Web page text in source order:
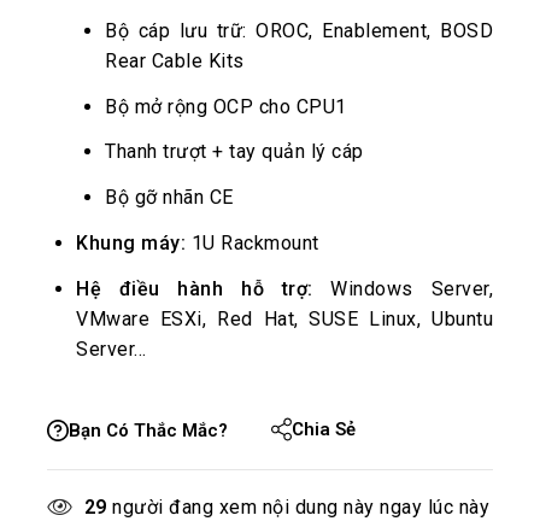
Bộ cáp lưu trữ: OROC, Enablement, BOSD
Rear Cable Kits
Bộ mở rộng OCP cho CPU1
Thanh trượt + tay quản lý cáp
Bộ gỡ nhãn CE
Khung máy: 1U Rackmount
Hệ điều hành hỗ trợ: Windows Server,
VMware ESXi, Red Hat, SUSE Linux, Ubuntu
Server…
Bạn Có Thắc Mắc? Chia Sẻ
29 người đang xem nội dung này ngay lúc này